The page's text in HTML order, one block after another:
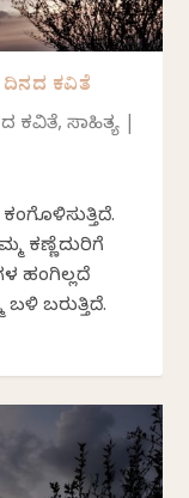
ದಿನದ ಕವಿತೆ
ಕವಿತೆ,ಸಾಹಿತ್ಯ
ಕಣ್ಣೆದುರಿಗೆ
ಹಂಗಿಲ್ಲದೆ
ಬರುತ್ತಿದೆ.